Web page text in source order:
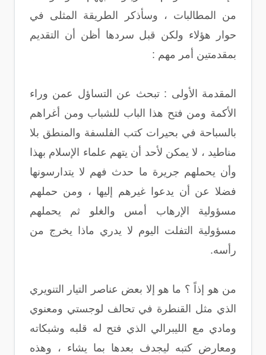
من المطالبات ، وسأذكر الطريقة المثلى في
حوار هؤلاء ولكن قبل سردها أظن أن التقديم
بمقدمتين أمر مهم :
المقدمة الأولى : تبحث عن التساؤل عمن وراء
الأكمة ومن فتح هذا الباب للشباب ومن أغراهم
بالسباحة في بحيرات كتب الفلسفة والمنطق بلا
مناطيد ، لا يمكن لأحد أن يتهم علماء الإسلام بهذا
وأن يحملهم جريرة ما حدث فهم لا يتدارسونها
فضلا عن أن يدعوا غيرهم إليها ، ومن حملهم
مسؤولية الإرهاب أمس والغلو ثم يحملهم
مسؤولية التفلت اليوم لا يدري ماذا يخرج من
رأسه.
من هو إذاً ؟ ما هو إلا بعض عناصر التيار التنويري
الذي مثل القنطرة في تحالف لوجستي ومعنوي
ومادي مع الليبرالي الذي فتح له قلبه وشبكاته
ومعارض كتبه ليجدف بعدها بما يشاء ، وهذه